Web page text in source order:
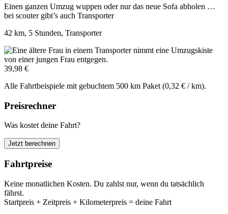
Einen ganzen Umzug wuppen oder nur das neue Sofa abholen …
bei scouter gibt’s auch Transporter
42 km, 5 Stunden, Transporter
39,98 €
Alle Fahrtbeispiele mit gebuchtem 500 km Paket (0,32 € / km).
Preisrechner
Was kostet deine Fahrt?
Jetzt berechnen
Fahrtpreise
Keine monatlichen Kosten. Du zahlst nur, wenn du tatsächlich
fährst.
Startpreis + Zeitpreis + Kilometerpreis = deine Fahrt